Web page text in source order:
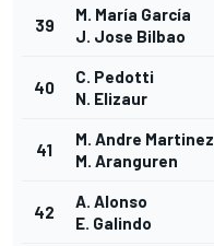
39
M. María García
J. Jose Bilbao
40
C. Pedotti
N. Elizaur
41
M. Andre Martinez
M. Aranguren
42
A. Alonso
E. Galindo